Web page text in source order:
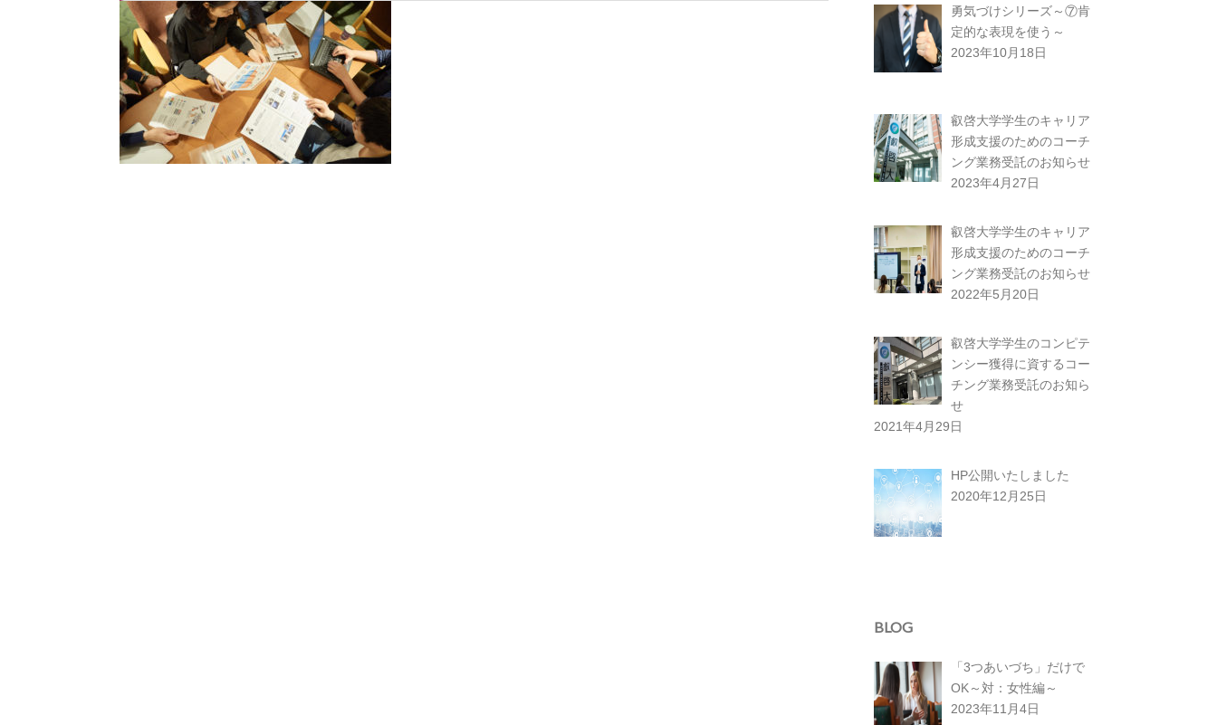
勇気づけシリーズ～⑦肯
定的な表現を使う～
2023年10月18日
叡啓大学学生のキャリア
形成支援のためのコーチ
ング業務受託のお知らせ
2023年4月27日
叡啓大学学生のキャリア
形成支援のためのコーチ
ング業務受託のお知らせ
2022年5月20日
叡啓大学学生のコンピテ
ンシー獲得に資するコー
チング業務受託のお知ら
せ
2021年4月29日
HP公開いたしました
2020年12月25日
BLOG
「3つあいづち」だけで
OK～対：女性編～
2023年11月4日